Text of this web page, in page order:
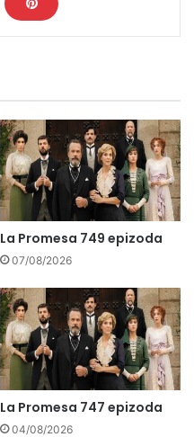
La Promesa 749 epizoda
07/08/2026
La Promesa 747 epizoda
04/08/2026